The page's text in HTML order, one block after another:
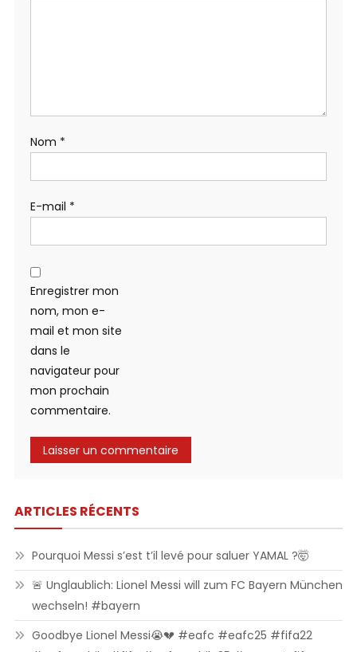
Nom *
E-mail *
Enregistrer mon
nom, mon e-
mail et mon site
dans le
navigateur pour
mon prochain
commentaire.
ARTICLES RÉCENTS
Pourquoi Messi s’est t’il levé pour saluer YAMAL ?🤯
🚨 Unglaublich: Lionel Messi will zum FC Bayern München
wechseln! #bayern
Goodbye Lionel Messi😭💔 #eafc #eafc25 #fifa22